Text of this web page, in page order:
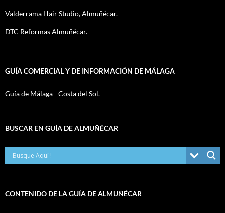
Valderrama Hair Studio, Almuñécar.
DTC Reformas Almuñécar.
GUÍA COMERCIAL Y DE INFORMACIÓN DE MÁLAGA
Guía de Málaga - Costa del Sol.
BUSCAR EN GUÍA DE ALMUÑÉCAR
CONTENIDO DE LA GUÍA DE ALMUÑÉCAR